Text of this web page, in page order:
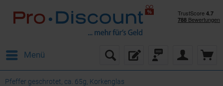
Menü
Pfeffer geschrotet, ca. 65g, Korkenglas